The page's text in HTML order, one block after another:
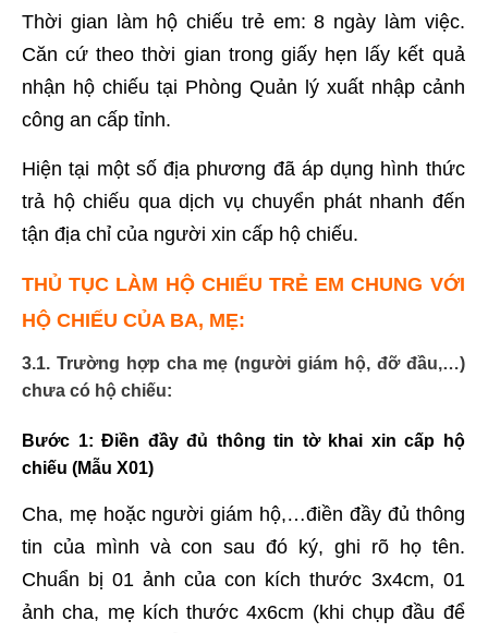
Thời gian làm hộ chiếu trẻ em: 8 ngày làm việc.
Căn cứ theo thời gian trong giấy hẹn lấy kết quả
nhận hộ chiếu tại Phòng Quản lý xuất nhập cảnh
công an cấp tỉnh.
Hiện tại một số địa phương đã áp dụng hình thức
trả hộ chiếu qua dịch vụ chuyển phát nhanh đến
tận địa chỉ của người xin cấp hộ chiếu.
THỦ TỤC LÀM HỘ CHIẾU TRẺ EM CHUNG VỚI
HỘ CHIẾU CỦA BA, MẸ:
3.1. Trường hợp cha mẹ (người giám hộ, đỡ đầu,…)
chưa có hộ chiếu:
Bước 1: Điền đầy đủ thông tin tờ khai xin cấp hộ
chiếu (Mẫu X01)
Cha, mẹ hoặc người giám hộ,…điền đầy đủ thông
tin của mình và con sau đó ký, ghi rõ họ tên.
Chuẩn bị 01 ảnh của con kích thước 3x4cm, 01
ảnh cha, mẹ kích thước 4x6cm (khi chụp đầu để